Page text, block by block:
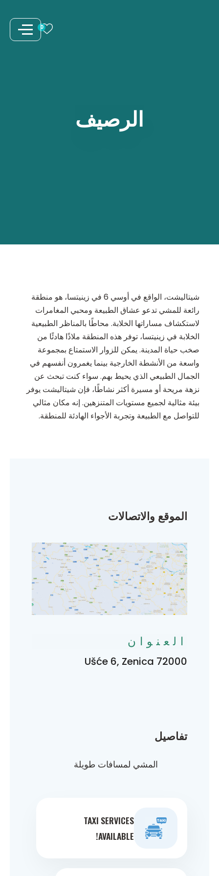
0
الرصيف
شيتاليشت، الواقع في أوسي 6 في زينيتسا، هو منطقة
رائعة للمشي تدعو عشاق الطبيعة ومحبي المغامرات
لاستكشاف مساراتها الخلابة. محاطًا بالمناظر الطبيعية
الخلابة في زينيتسا، توفر هذه المنطقة ملاذًا هادئًا من
صخب حياة المدينة. يمكن للزوار الاستمتاع بمجموعة
واسعة من الأنشطة الخارجية بينما يغمرون أنفسهم في
الجمال الطبيعي الذي يحيط بهم. سواء كنت تبحث عن
نزهة مريحة أو مسيرة أكثر نشاطًا، فإن شيتاليشت يوفر
بيئة مثالية لجميع مستويات المتنزهين. إنه مكان مثالي
للتواصل مع الطبيعة وتجربة الأجواء الهادئة للمنطقة.
تفاصيل
المشي لمسافات طويلة
TAXI SERVICES
AVAILABLE!
الموقع والاتصالات
العنوان
Ušće 6, Zenica 72000